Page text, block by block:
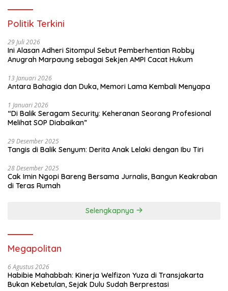
Politik Terkini
29 Juli 2026
Ini Alasan Adheri Sitompul Sebut Pemberhentian Robby
Anugrah Marpaung sebagai Sekjen AMPI Cacat Hukum
13 Januari 2026
Antara Bahagia dan Duka, Memori Lama Kembali Menyapa
1 Januari 2026
“Di Balik Seragam Security: Keheranan Seorang Profesional
Melihat SOP Diabaikan”
29 Desember 2025
Tangis di Balik Senyum: Derita Anak Lelaki dengan Ibu Tiri
28 Desember 2025
Cak Imin Ngopi Bareng Bersama Jurnalis, Bangun Keakraban
di Teras Rumah
Selengkapnya
Megapolitan
6 Agustus 2026
Habibie Mahabbah: Kinerja Welfizon Yuza di Transjakarta
Bukan Kebetulan, Sejak Dulu Sudah Berprestasi